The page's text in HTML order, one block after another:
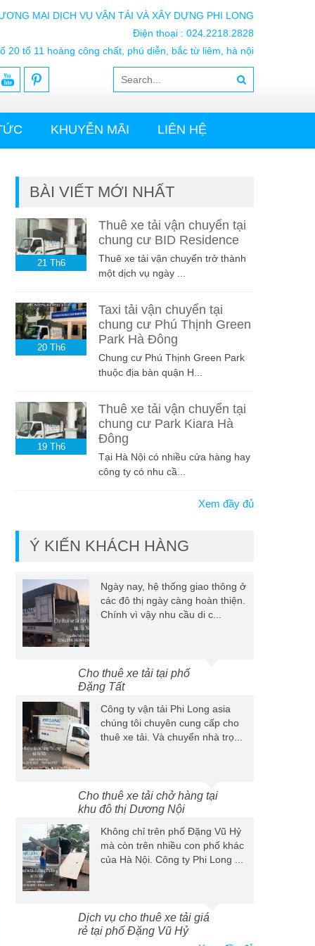
MẠI DỊCH VỤ VẬN TẢI VÀ XÂY DỰNG PHI LONG
Điện thoại : 024.2218.2828
20 tổ 11 hoàng công chất, phú diễn, bắc từ liêm, hà nội
KHUYỄN MÃI LIÊN HỆ
BÀI VIẾT MỚI NHẤT
21 Th6
Thuê xe tải vận chuyển tại
chung cư BID Residence
Thuê xe tải vận chuyển trở thành
một dịch vụ ngày ...
20 Th6
Taxi tải vận chuyển tại
chung cư Phú Thịnh Green
Park Hà Đông
Chung cư Phú Thịnh Green Park
thuộc địa bàn quận H...
19 Th6
Thuê xe tải vận chuyển tại
chung cư Park Kiara Hà
Đông
Tại Hà Nội có nhiều cửa hàng hay
công ty có nhu cầ...
Xem đầy đủ
Ý KIẾN KHÁCH HÀNG
Ngày nay, hệ thống giao thông ở
các đô thị ngày càng hoàn thiện.
Chính vì vậy nhu cầu di c...
Cho thuê xe tải tại phố
Đặng Tất
Công ty vận tải Phi Long asia
chúng tôi chuyên cung cấp cho
thuê xe tải. Và chuyển nhà trọ...
Cho thuê xe tải chở hàng tại
khu đô thị Dương Nội
Không chỉ trên phố Đặng Vũ Hỷ
mà còn trên nhiều con phố khác
của Hà Nội. Công ty Phi Long ...
Dịch vụ cho thuê xe tải giá
rẻ tại phố Đặng Vũ Hỷ